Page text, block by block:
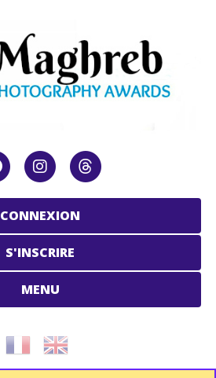
CONNEXION
S'INSCRIRE
MENU